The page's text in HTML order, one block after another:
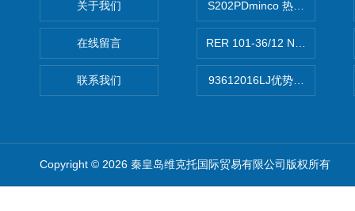
关于我们
在线留言
联系我们
S202PDminco 热电阻
RER 101-36/12 NHH离心
93612016LJ优势供应美国
Copyright © 2026 秦皇岛维克托国际贸易有限公司版权所有